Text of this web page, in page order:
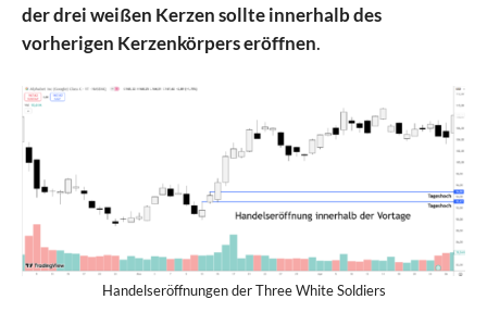
der drei weißen Kerzen sollte innerhalb des
vorherigen Kerzenkörpers eröffnen.
Handelseröffnungen der Three White Soldiers